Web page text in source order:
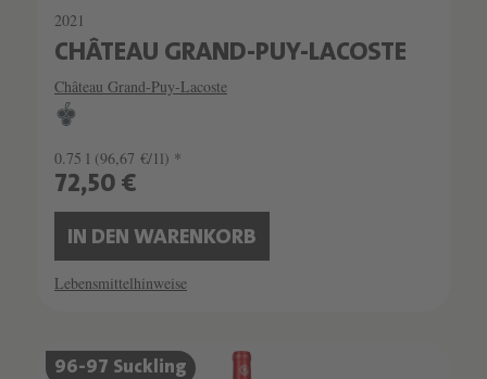
2021
CHÂTEAU GRAND-PUY-LACOSTE
Château Grand-Puy-Lacoste
0.75 l (96,67 €/1l) *
72,50 €
IN DEN WARENKORB
Lebensmittelhinweise
96-97 Suckling